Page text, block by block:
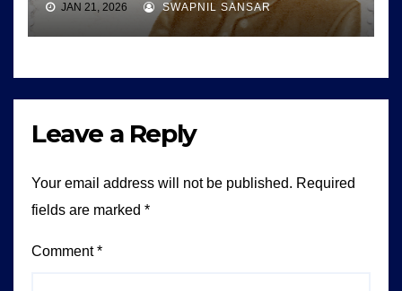
JAN 21, 2026 SWAPNIL SANSAR
Leave a Reply
Your email address will not be published. Required
fields are marked *
Comment*